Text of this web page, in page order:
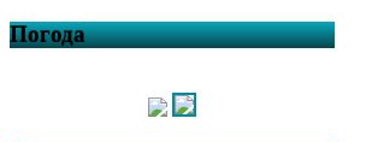
Погода